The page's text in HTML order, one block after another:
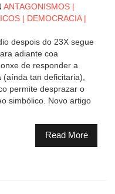
ANTAGONISMOS|
| DEMOCRACIA|
despois do 23X segue
adiante coa
de responder a
tan deficitaria),
permite desprazar o
simbólico. Novo artigo
Read More